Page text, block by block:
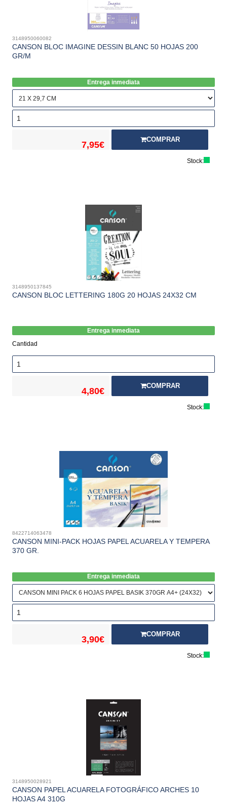
3148950060082
CANSON BLOC IMAGINE DESSIN BLANC 50 HOJAS 200
GR/M
Entrega inmediata
7,95€
COMPRAR
Stock:
3148950137845
CANSON BLOC LETTERING 180G 20 HOJAS 24X32 CM
Entrega inmediata
Cantidad
4,80€
COMPRAR
Stock:
8422714063478
CANSON MINI-PACK HOJAS PAPEL ACUARELA Y TEMPERA
370 GR.
Entrega inmediata
3,90€
COMPRAR
Stock:
3148950028921
CANSON PAPEL ACUARELA FOTOGRÁFICO ARCHES 10
HOJAS A4 310G